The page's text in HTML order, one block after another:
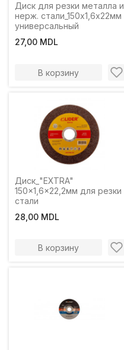
Диск для резки металла и
нерж. стали_150х1,6х22мм
универсальный
27,00 MDL
В корзину
Диск_"EXTRA"
150x1,6x22,2мм для резки
стали
28,00 MDL
В корзину